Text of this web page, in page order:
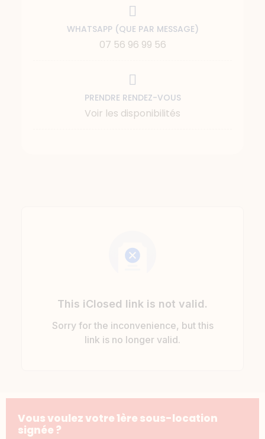
WHATSAPP (QUE PAR MESSAGE)
07 56 96 99 56
PRENDRE RENDEZ-VOUS
Voir les disponibilités
Vous voulez votre 1ère sous-location
signée ?